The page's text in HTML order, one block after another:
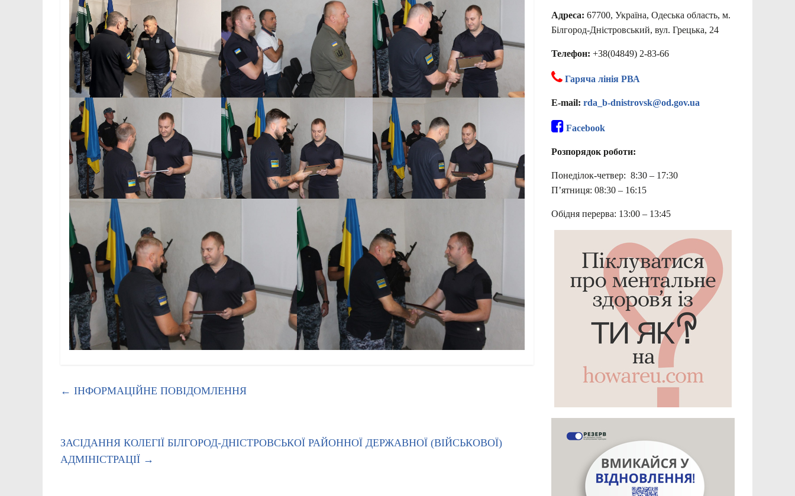
← ІНФОРМАЦІЙНЕ ПОВІДОМЛЕННЯ
ЗАСІДАННЯ КОЛЕГІЇ БІЛГОРОД-ДНІСТРОВСЬКОЇ РАЙОННОЇ ДЕРЖАВНОЇ (ВІЙСЬКОВОЇ)
АДМІНІСТРАЦІЇ →
Адреса: 67700, Україна, Одеська область, м.
Білгород-Дністровський, вул. Грецька, 24
Телефон: +38(04849) 2-83-66
Гаряча лінія РВА
E-mail: rda_b-dnistrovsk@od.gov.ua
Facebook
Розпорядок роботи:
Понеділок-четвер: 8:30 – 17:30
П’ятниця: 08:30 – 16:15
Обідня перерва: 13:00 – 13:45